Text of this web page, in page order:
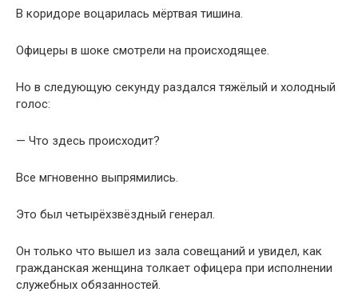
В коридоре воцарилась мёртвая тишина.
Офицеры в шоке смотрели на происходящее.
Но в следующую секунду раздался тяжёлый и холодный
голос:
— Что здесь происходит?
Все мгновенно выпрямились.
Это был четырёхзвёздный генерал.
Он только что вышел из зала совещаний и увидел, как
гражданская женщина толкает офицера при исполнении
служебных обязанностей.